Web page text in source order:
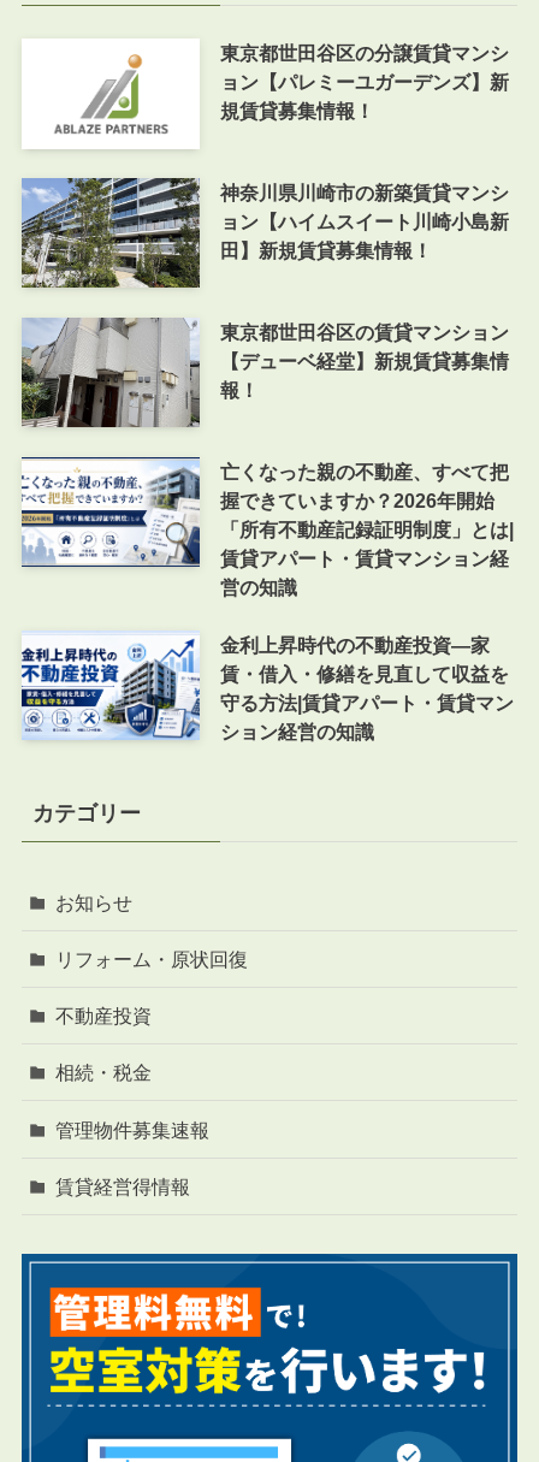
東京都世田谷区の分譲賃貸マンシ
ョン【パレミーユガーデンズ】新
規賃貸募集情報！
神奈川県川崎市の新築賃貸マンシ
ョン【ハイムスイート川崎小島新
田】新規賃貸募集情報！
東京都世田谷区の賃貸マンション
【デューベ経堂】新規賃貸募集情
報！
亡くなった親の不動産、すべて把
握できていますか？2026年開始
「所有不動産記録証明制度」とは|
賃貸アパート・賃貸マンション経
営の知識
金利上昇時代の不動産投資―家
賃・借入・修繕を見直して収益を
守る方法|賃貸アパート・賃貸マン
ション経営の知識
カテゴリー
お知らせ
リフォーム・原状回復
不動産投資
相続・税金
管理物件募集速報
賃貸経営得情報